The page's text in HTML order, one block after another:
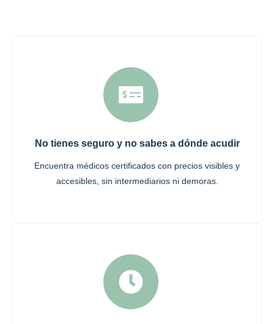
No tienes seguro y no sabes a dónde acudir
Encuentra médicos certificados con precios visibles y
accesibles, sin intermediarios ni demoras.